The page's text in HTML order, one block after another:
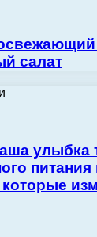
салат
улыбка
питания